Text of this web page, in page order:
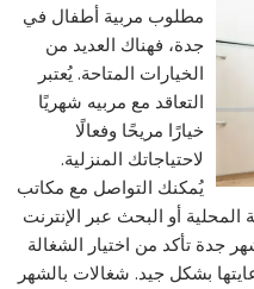
مطلوب مربية أطفال في
جدة، فهناك العديد من
الخيارات المتاحة. يُعتبر
التعاقد مع مربيه شهريًا
خيارًا مريحًا وفعالًا
لاحتياجاتك المنزلية.
يُمكنك التواصل مع مكاتب
المحلية أو البحث عبر الإنترنت
جدة تأكد من اختيار الشغالة
بشكل جيد. شغالات بالشهر